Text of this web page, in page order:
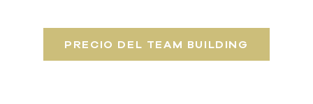
PRECIO DEL TEAM BUILDING